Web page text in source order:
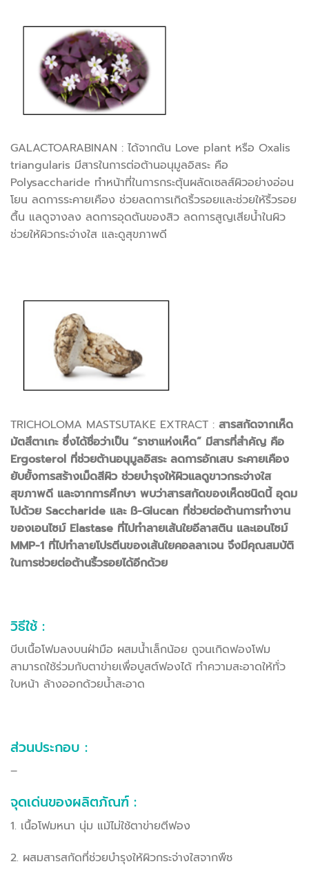
GALACTOARABINAN : ได้จากต้น Love plant หรือ Oxalis
triangularis มีสารในการต่อต้านอนุมูลอิสระ คือ
Polysaccharide ทำหน้าที่ในการกระตุ้นผลัดเซลส์ผิวอย่างอ่อน
โยน ลดการระคายเคือง ช่วยลดการเกิดริ้วรอยและช่วยให้ริ้วรอย
ตื้น แลดูจางลง ลดการอุดตันของสิว ลดการสูญเสียน้ำในผิว
ช่วยให้ผิวกระจ่างใส และดูสุขภาพดี
TRICHOLOMA MASTSUTAKE EXTRACT : สารสกัดจากเห็ด
มัตสึตาเกะ ซึ่งได้ชื่อว่าเป็น “ราชาแห่งเห็ด” มีสารที่สำคัญ คือ
Ergosterol ที่ช่วยต้านอนุมูลอิสระ ลดการอักเสบ ระคายเคือง
ยับยั้งการสร้างเม็ดสีผิว ช่วยบำรุงให้ผิวแลดูขาวกระจ่างใส
สุขภาพดี และจากการศึกษา พบว่าสารสกัดของเห็ดชนิดนี้ อุดม
ไปด้วย Saccharide และ ß-Glucan ที่ช่วยต่อต้านการทำงาน
ของเอนไซม์ Elastase ที่ไปทำลายเส้นใยอีลาสติน และเอนไซม์
MMP-1 ที่ไปทำลายโปรตีนของเส้นใยคอลลาเจน จึงมีคุณสมบัติ
ในการช่วยต่อต้านริ้วรอยได้อีกด้วย
วิธีใช้ :
บีบเนื้อโฟมลงบนฝ่ามือ ผสมน้ำเล็กน้อย ถูจนเกิดฟองโฟม
สามารถใช้ร่วมกับตาข่ายเพื่อบูสต์ฟองได้ ทำความสะอาดให้ทั่ว
ใบหน้า ล้างออกด้วยน้ำสะอาด
ส่วนประกอบ :
–
จุดเด่นของผลิตภัณฑ์ :
1. เนื้อโฟมหนา นุ่ม แม้ไม่ใช้ตาข่ายตีฟอง
2. ผสมสารสกัดที่ช่วยบำรุงให้ผิวกระจ่างใสจากพืช